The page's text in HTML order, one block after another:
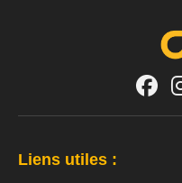
Liens utiles :